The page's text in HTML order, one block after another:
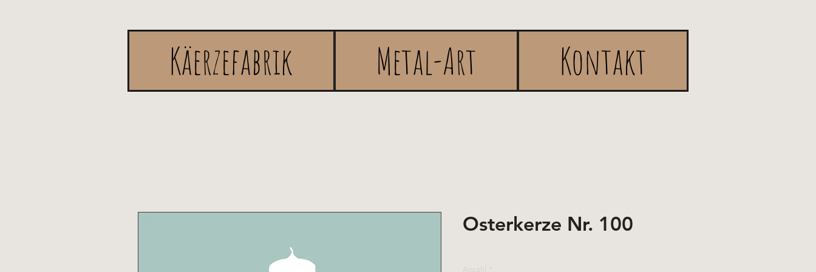
Käerzefabrik Metal-Art Kontakt
Osterkerze Nr. 100
Anzahl